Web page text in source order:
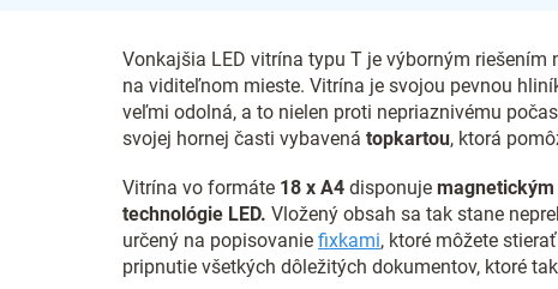
Vonkajšia LED vitrína typu T je výborným
na viditeľnom mieste. Vitrína je svojou pevnou
veľmi odolná, a to nielen proti nepriaznivému
svojej hornej časti vybavená topkartou, ktorá
Vitrína vo formáte 18 x A4 disponuje
technológie LED. Vložený obsah sa tak stane
určený na popisovanie fixkami, ktoré môžete
pripnutie všetkých dôležitých dokumentov, ktoré